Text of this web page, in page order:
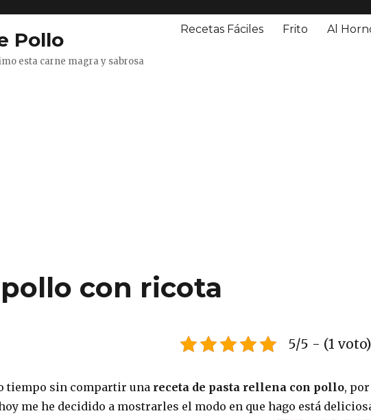
Pollo
esta carne magra y sabrosa
Recetas Fáciles Frito Al
con ricota
5/5 - (1 voto)
tiempo sin compartir una receta de pasta rellena con pollo, por
me he decidido a mostrarles el modo en que hago está